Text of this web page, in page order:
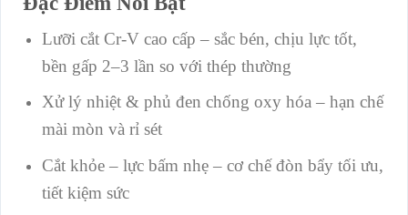
Lưỡi cắt Cr-V cao cấp – sắc bén, chịu lực tốt,
bền gấp 2–3 lần so với thép thường
Xử lý nhiệt & phủ đen chống oxy hóa – hạn chế
mài mòn và rỉ sét
Cắt khỏe – lực bấm nhẹ – cơ chế đòn bẩy tối ưu,
tiết kiệm sức